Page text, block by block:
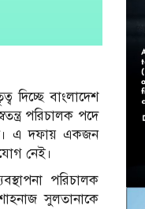
দিচ্ছে বাংলাদেশ
পরিচালক পদে
এ দফায় একজন
নেই।
পরিচালক
সুলতানাকে